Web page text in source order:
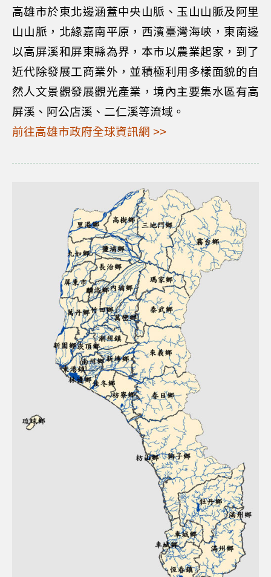
高雄市於東北邊涵蓋中央山脈、玉山山脈及阿里
山山脈，北緣嘉南平原，西濱臺灣海峽，東南邊
以高屏溪和屏東縣為界，本市以農業起家，到了
近代除發展工商業外，並積極利用多樣面貌的自
然人文景觀發展觀光產業，境內主要集水區有高
屏溪、阿公店溪、二仁溪等流域。
前往高雄市政府全球資訊網 >>